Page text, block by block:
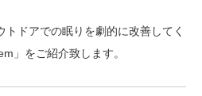
ドアでの眠りを劇的に改善してく
」をご紹介致します。